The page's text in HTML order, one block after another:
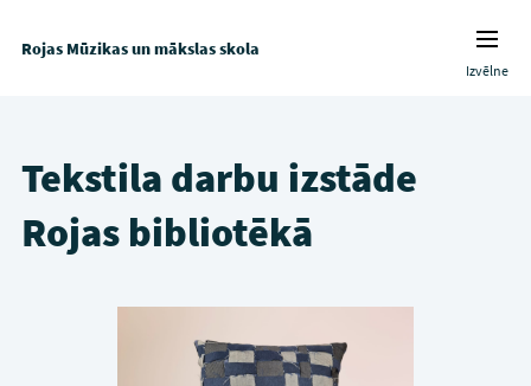
Rojas Mūzikas un mākslas skola
Izvēlne
Tekstila darbu izstāde
Rojas bibliotēkā